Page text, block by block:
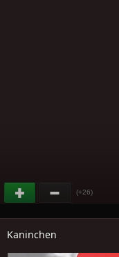
(+26)
Kaninchen